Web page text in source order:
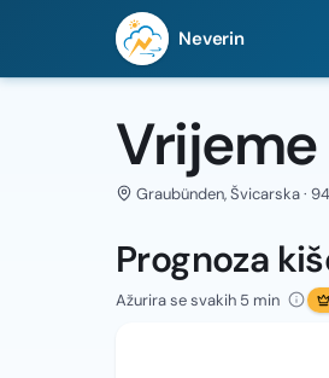
Neverin
Graubünden, Švicarska ·
Prognoza
Ažurira se svakih 5 min